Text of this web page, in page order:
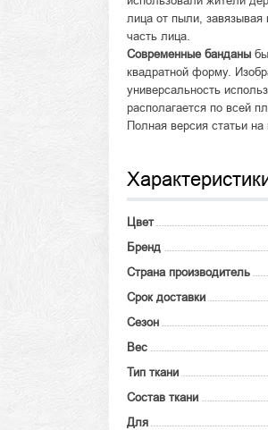
лица от пыли,
часть лица.
Современные банданы
квадратной форму.
универсальность
располагается по всей
Полная версия статьи
Цвет
Бренд
Страна производитель
Срок доставки
Сезон
Вес
Тип ткани
Состав ткани
Для